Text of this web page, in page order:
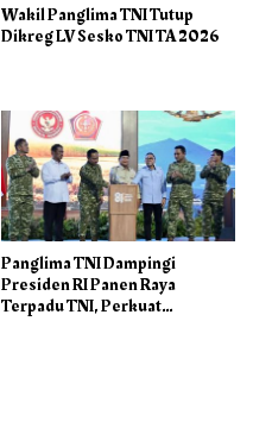
Wakil Panglima TNI Tutup
Dikreg LV Sesko TNI TA 2026
Panglima TNI Dampingi
Presiden RI Panen Raya
Terpadu TNI, Perkuat